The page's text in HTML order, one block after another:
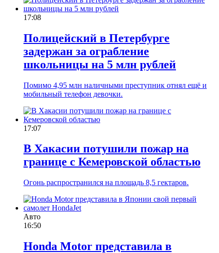
17:08
Полицейский в Петербурге
задержан за ограбление
школьницы на 5 млн рублей
Помимо 4,95 млн наличными преступник отнял ещё и
мобильный телефон девочки.
17:07
В Хакасии потушили пожар на
границе с Кемеровской областью
Огонь распространился на площадь 8,5 гектаров.
Авто
16:50
Honda Motor представила в